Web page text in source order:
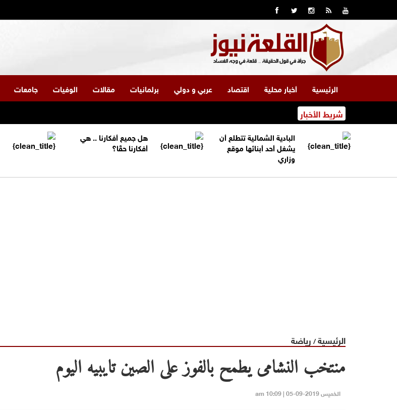
الرئيسية أخبار محلية اقتصاد عربي و دولي برلمانيات مقالات الوفيات جامعات
شريط الأخبار
البادية الشمالية تتطلع أن
يشغل أحد أبنائها موقع
وزاري
هل جميع أفكارنا .. هي
أفكارنا حقًا؟
الرئيسية/ رياضة
منتخب النشامى يطمح بالفوز على الصين تايبيه اليوم
الخميس 2019-09-05 | 10:09 am